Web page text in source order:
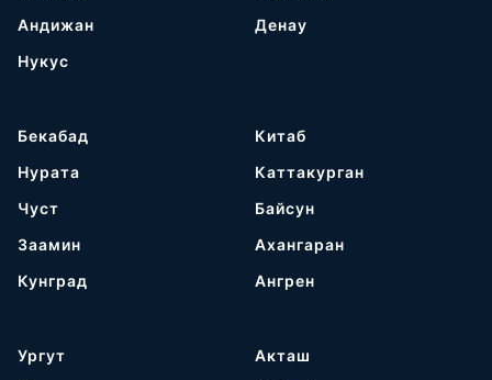
Андижан
Нукус
Денау
Бекабад
Нурата
Чуст
Заамин
Кунград
Китаб
Каттакурган
Байсун
Ахангаран
Ангрен
Ургут
Акташ